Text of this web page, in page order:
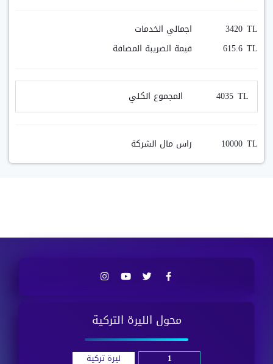
TL
اجمالي الخدمات
TL
قيمة الضريبة المضافة
TL المجموع الكلي
TL راس مال الشركة
محول الليرة التركية
ليرة تركية